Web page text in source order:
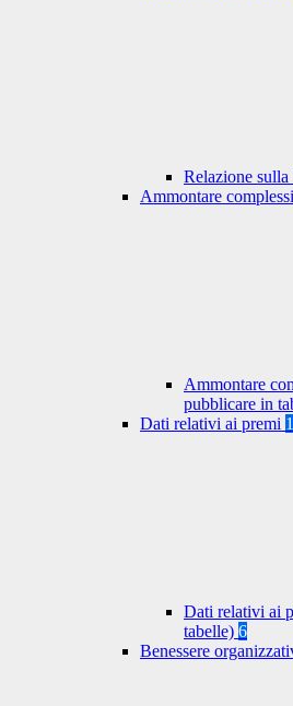
Relazione sulla
Ammontare
Ammontare
pubblicare in
Dati relativi ai premi
Dati relativi ai
tabelle) 6
Benessere